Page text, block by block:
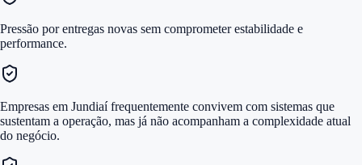
Pressão por entregas novas sem comprometer estabilidade e
performance.
Empresas em Jundiaí frequentemente convivem com sistemas que
sustentam a operação, mas já não acompanham a complexidade atual
do negócio.